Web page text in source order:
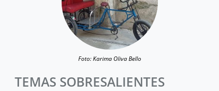
Foto: Karima Oliva Bello
TEMAS SOBRESALIENTES